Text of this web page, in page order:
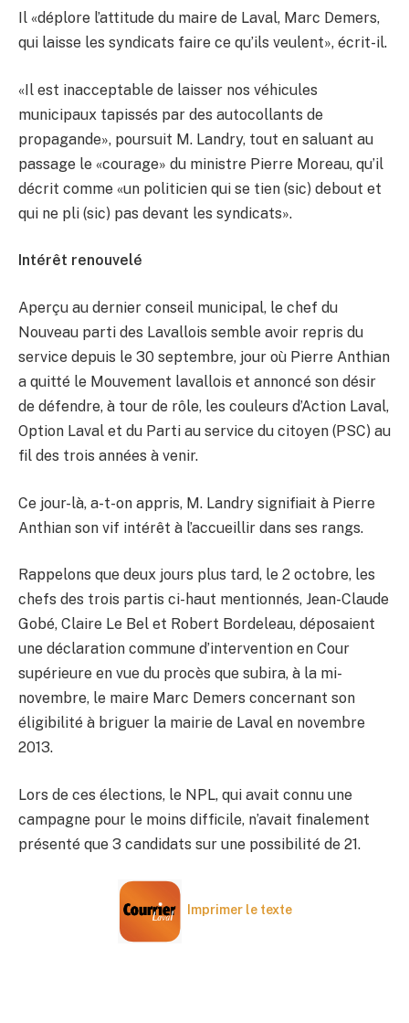
Il «déplore l’attitude du maire de Laval, Marc Demers,
qui laisse les syndicats faire ce qu’ils veulent», écrit-il.
«Il est inacceptable de laisser nos véhicules
municipaux tapissés par des autocollants de
propagande», poursuit M. Landry, tout en saluant au
passage le «courage» du ministre Pierre Moreau, qu’il
décrit comme «un politicien qui se tien (sic) debout et
qui ne pli (sic) pas devant les syndicats».
Intérêt renouvelé
Aperçu au dernier conseil municipal, le chef du
Nouveau parti des Lavallois semble avoir repris du
service depuis le 30 septembre, jour où Pierre Anthian
a quitté le Mouvement lavallois et annoncé son désir
de défendre, à tour de rôle, les couleurs d’Action Laval,
Option Laval et du Parti au service du citoyen (PSC) au
fil des trois années à venir.
Ce jour-là, a-t-on appris, M. Landry signifiait à Pierre
Anthian son vif intérêt à l’accueillir dans ses rangs.
Rappelons que deux jours plus tard, le 2 octobre, les
chefs des trois partis ci-haut mentionnés, Jean-Claude
Gobé, Claire Le Bel et Robert Bordeleau, déposaient
une déclaration commune d’intervention en Cour
supérieure en vue du procès que subira, à la mi-
novembre, le maire Marc Demers concernant son
éligibilité à briguer la mairie de Laval en novembre
2013.
Lors de ces élections, le NPL, qui avait connu une
campagne pour le moins difficile, n’avait finalement
présenté que 3 candidats sur une possibilité de 21.
Imprimer le texte